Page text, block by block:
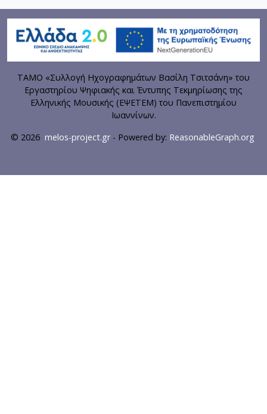
ΤΑΜΟ «Συλλογή Ηχογραφημάτων Βασίλη Τσιτσάνη» του
Εργαστηρίου Ψηφιακής και Έντυπης Τεκμηρίωσης της
Ελληνικής Μουσικής (ΕΨΕΤΕΜ) του Πανεπιστημίου
Ιωαννίνων.
© 2026 melos-project.gr- Powered by: ReasonableGraph.org